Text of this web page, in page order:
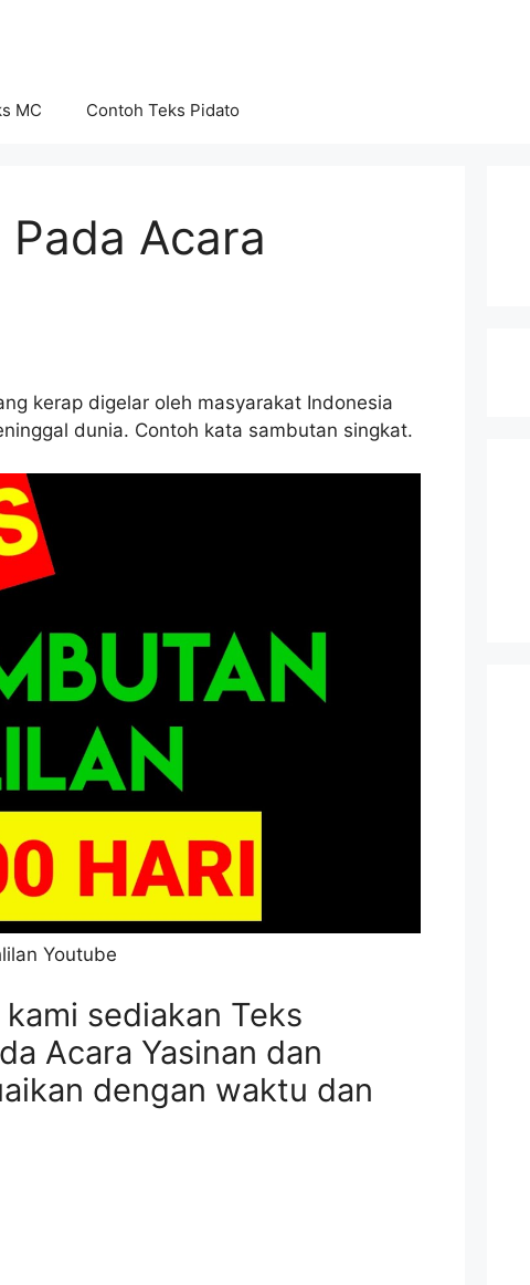
MC Contoh Teks Pidato
Acara
kerap digelar oleh masyarakat Indonesia
dunia. Contoh kata sambutan singkat.
Youtube
sediakan Teks
Acara Yasinan dan
dengan waktu dan